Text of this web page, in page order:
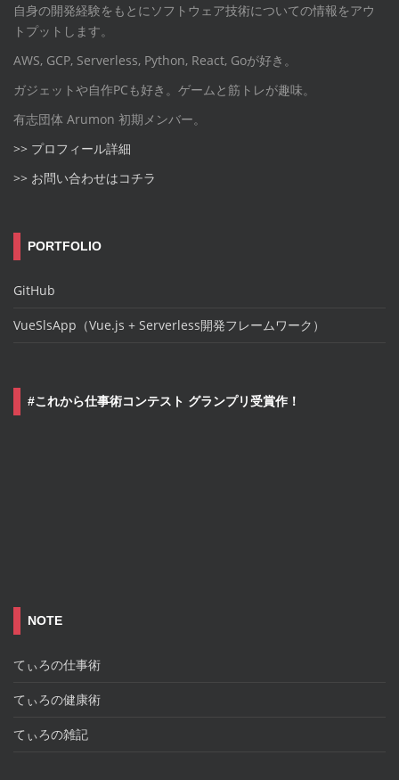
自身の開発経験をもとにソフトウェア技術についての情報をアウ
トプットします。
AWS, GCP, Serverless, Python, React, Goが好き。
ガジェットや自作PCも好き。ゲームと筋トレが趣味。
有志団体 Arumon 初期メンバー。
>> プロフィール詳細
>> お問い合わせはコチラ
PORTFOLIO
GitHub
VueSlsApp（Vue.js + Serverless開発フレームワーク）
#これから仕事術コンテスト グランプリ受賞作！
NOTE
てぃろの仕事術
てぃろの健康術
てぃろの雑記